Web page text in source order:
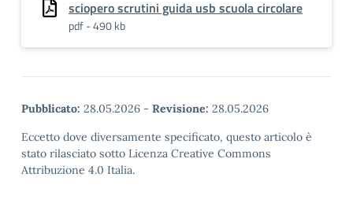
sciopero scrutini guida usb scuola circolare
pdf - 490 kb
Pubblicato: 28.05.2026 - Revisione: 28.05.2026
Eccetto dove diversamente specificato, questo articolo è
stato rilasciato sotto Licenza Creative Commons
Attribuzione 4.0 Italia.